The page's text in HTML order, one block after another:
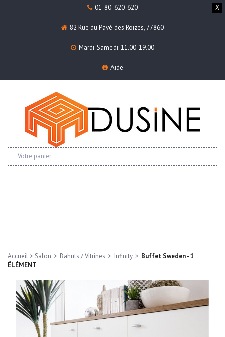
X
01-80-620-620
82 Rue du Pavé des Roizes, 77860
Mardi-Samedi: 11.00-19.00
Aide
Votre panier:
Accueil > Salon > Bahuts / Vitrines > Infinity > Buffet Sweden - 1
ÉLÉMENT